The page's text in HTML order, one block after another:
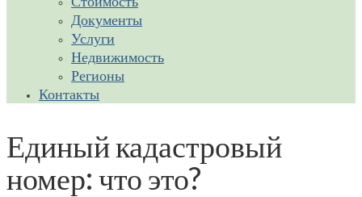
Документы
Услуги
Недвижимость
Регионы
Контакты
Единый кадастровый
номер: что это?